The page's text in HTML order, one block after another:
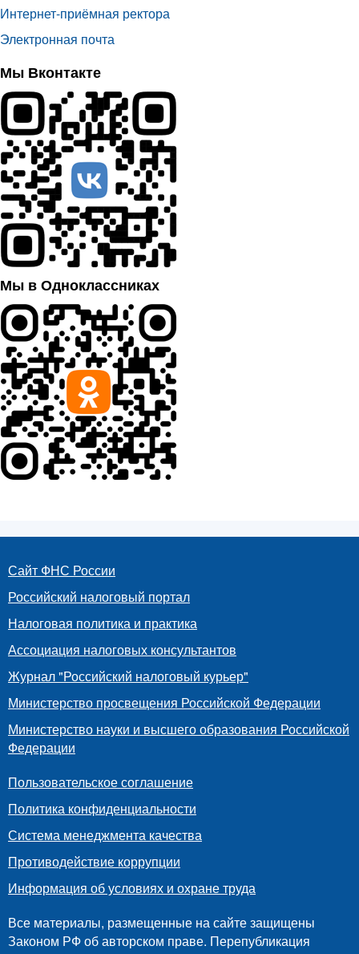
Интернет-приёмная ректора
Электронная почта
Мы Вконтакте
Мы в Одноклассниках
Сайт ФНС России
Российский налоговый портал
Налоговая политика и практика
Ассоциация налоговых консультантов
Журнал "Российский налоговый курьер"
Министерство просвещения Российской Федерации
Министерство науки и высшего образования Российской
Федерации
Пользовательское соглашение
Политика конфиденциальности
Система менеджмента качества
Противодействие коррупции
Информация об условиях и охране труда
Все материалы, размещенные на сайте защищены
Законом РФ об авторском праве. Перепубликация